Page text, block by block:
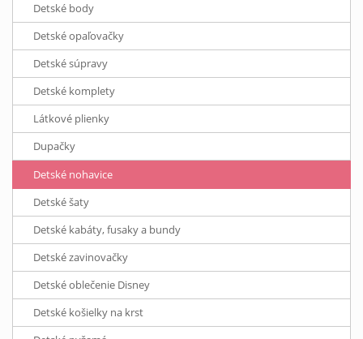
Detské body
Detské opaľovačky
Detské súpravy
Detské komplety
Látkové plienky
Dupačky
Detské nohavice
Detské šaty
Detské kabáty, fusaky a bundy
Detské zavinovačky
Detské oblečenie Disney
Detské košielky na krst